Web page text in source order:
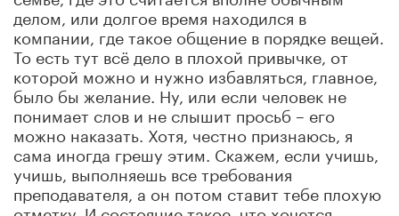
делом, или долгое время находился в
компании, где такое общение в порядке вещей.
То есть тут всё дело в плохой привычке, от
которой можно и нужно избавляться, главное,
было бы желание. Ну, или если человек не
понимает слов и не слышит просьб – его
можно наказать. Хотя, честно признаюсь, я
сама иногда грешу этим. Скажем, если учишь,
учишь, выполняешь все требования
преподавателя, а он потом ставит тебе плохую